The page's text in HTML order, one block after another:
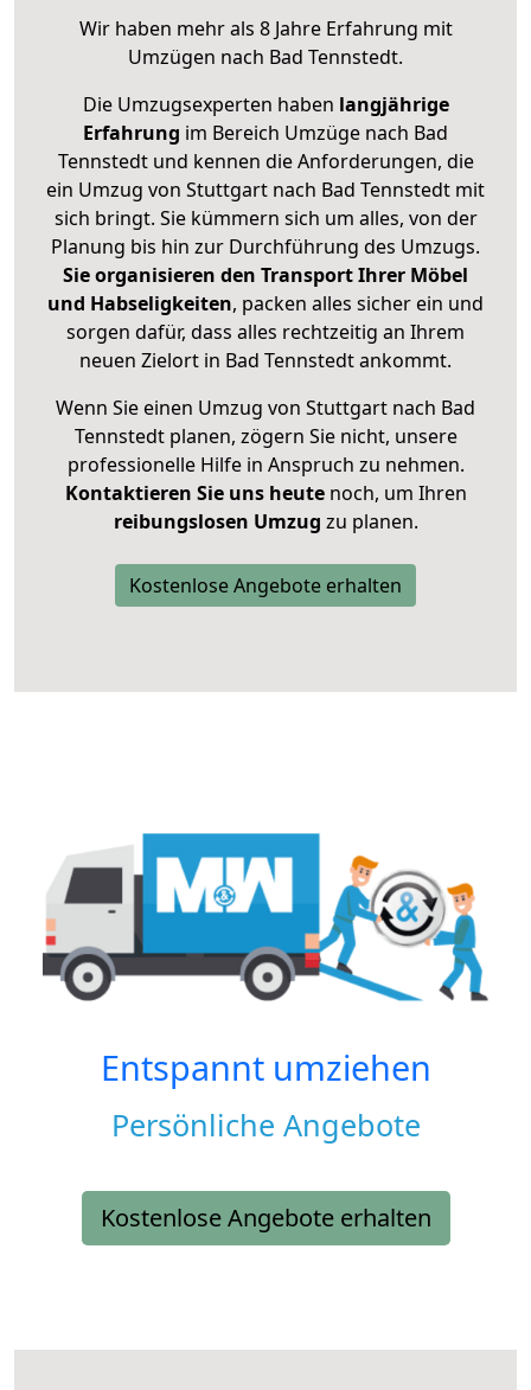
Wir haben mehr als 8 Jahre Erfahrung mit
Umzügen nach Bad Tennstedt.
Die Umzugsexperten haben langjährige
Erfahrung im Bereich Umzüge nach Bad
Tennstedt und kennen die Anforderungen, die
ein Umzug von Stuttgart nach Bad Tennstedt mit
sich bringt. Sie kümmern sich um alles, von der
Planung bis hin zur Durchführung des Umzugs.
Sie organisieren den Transport Ihrer Möbel
und Habseligkeiten, packen alles sicher ein und
sorgen dafür, dass alles rechtzeitig an Ihrem
neuen Zielort in Bad Tennstedt ankommt.
Wenn Sie einen Umzug von Stuttgart nach Bad
Tennstedt planen, zögern Sie nicht, unsere
professionelle Hilfe in Anspruch zu nehmen.
Kontaktieren Sie uns heutenoch, um Ihren
reibungslosen Umzug zu planen.
Kostenlose Angebote erhalten
Entspannt umziehen
Persönliche Angebote
Kostenlose Angebote erhalten